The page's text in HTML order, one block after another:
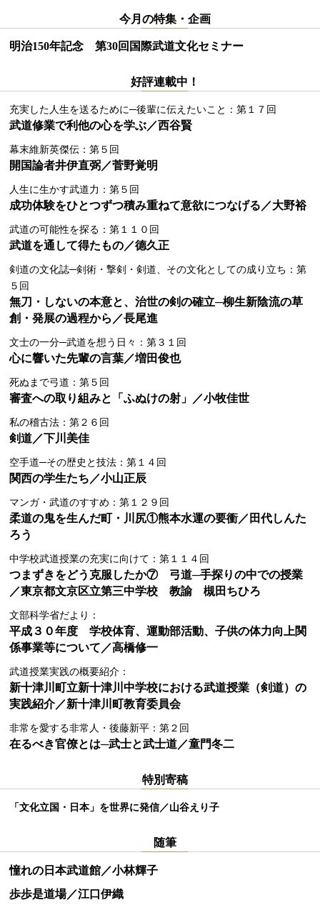
今月の特集・企画
明治150年記念 第30回国際武道文化セミナー
好評連載中！
充実した人生を送るために─後輩に伝えたいこと：第１７回
武道修業で利他の心を学ぶ／西谷賢
幕末維新英傑伝：第５回
開国論者井伊直弼／菅野覚明
人生に生かす武道力：第５回
成功体験をひとつずつ積み重ねて意欲につなげる／大野裕
武道の可能性を探る：第１１０回
武道を通して得たもの／德久正
剣道の文化誌─剣術・撃剣・剣道、その文化としての成り立ち：第
５回
無刀・しないの本意と、治世の剣の確立─柳生新陰流の草
創・発展の過程から／長尾進
文士の一分─武道を想う日々：第３１回
心に響いた先輩の言葉／増田俊也
死ぬまで弓道：第５回
審査への取り組みと「ふぬけの射」／小牧佳世
私の稽古法：第２６回
剣道／下川美佳
空手道─その歴史と技法：第１４回
関西の学生たち／小山正辰
マンガ・武道のすすめ：第１２９回
柔道の鬼を生んだ町・川尻①熊本水運の要衝／田代しんた
ろう
中学校武道授業の充実に向けて：第１１４回
つまずきをどう克服したか⑦ 弓道─手探りの中での授業
／東京都文京区立第三中学校 教諭 槻田ちひろ
文部科学省だより：
平成３０年度 学校体育、運動部活動、子供の体力向上関
係事業等について／高橋修一
武道授業実践の概要紹介：
新十津川町立新十津川中学校における武道授業（剣道）の
実践紹介／新十津川町教育委員会
非常を愛する非常人・後藤新平：第２回
在るべき官僚とは─武士と武士道／童門冬二
特別寄稿
「文化立国・日本」を世界に発信／山谷えり子
随筆
憧れの日本武道館／小林輝子
歩歩是道場／江口伊織